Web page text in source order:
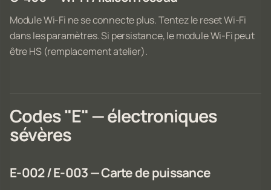
Module Wi-Fi ne se connecte plus. Tentez le reset Wi-Fi
dans les paramètres. Si persistance, le module Wi-Fi peut
être HS (remplacement atelier).
Codes "E" — électroniques
sévères
E-002 / E-003 — Carte de puissance